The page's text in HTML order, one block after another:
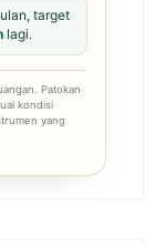
target
lagi.
Patokan
kondisi
yang